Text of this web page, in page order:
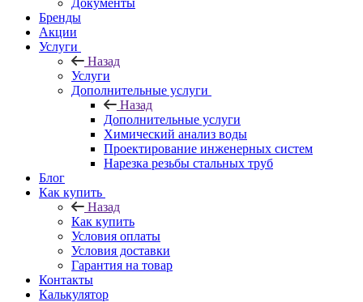
Документы
Бренды
Акции
Услуги
Назад
Услуги
Дополнительные услуги
Назад
Дополнительные услуги
Химический анализ воды
Проектирование инженерных систем
Нарезка резьбы стальных труб
Блог
Как купить
Назад
Как купить
Условия оплаты
Условия доставки
Гарантия на товар
Контакты
Калькулятор